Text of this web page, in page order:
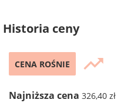
Historia ceny
CENA ROŚNIE trending_up
Najniższa cena 326,40 zł